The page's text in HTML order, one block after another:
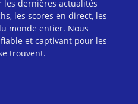
les dernières actualités
les scores en direct, les
monde entier. Nous
et captivant pour les
trouvent.